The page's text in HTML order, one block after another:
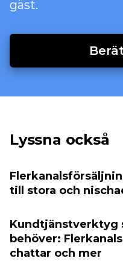
gäst.
Lyssna också
till stora och
Kundtjänstverktyg
behöver:
chattar och mer